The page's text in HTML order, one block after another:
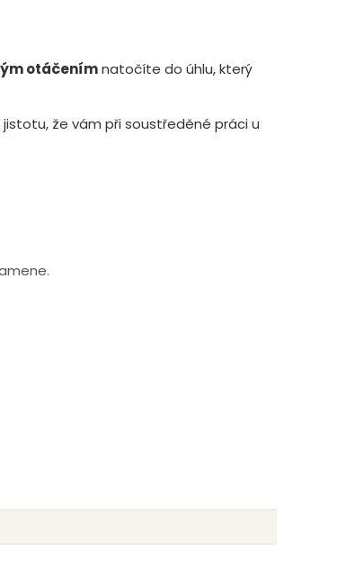
otáčenímnatočíte do úhlu, který
že vám při soustředěné práci u